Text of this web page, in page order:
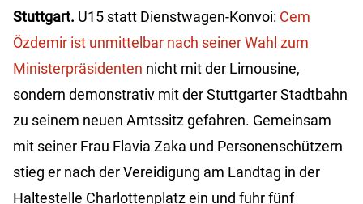
Stuttgart. U15 statt Dienstwagen-Konvoi: Cem
Özdemir ist unmittelbar nach seiner Wahl zum
Ministerpräsidenten nicht mit der Limousine,
sondern demonstrativ mit der Stuttgarter Stadtbahn
zu seinem neuen Amtssitz gefahren. Gemeinsam
mit seiner Frau Flavia Zaka und Personenschützern
stieg er nach der Vereidigung am Landtag in der
Haltestelle Charlottenplatz ein und fuhr fünf